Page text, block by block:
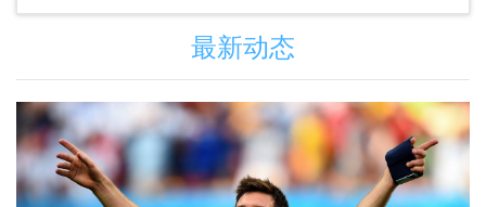
最新动态